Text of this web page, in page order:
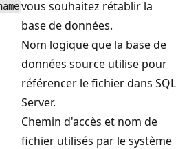
vous souhaitez rétablir la
base de données.
Nom logique que la base de
données source utilise pour
référencer le fichier dans SQL
Server.
Chemin d'accès et nom de
fichier utilisés par le système